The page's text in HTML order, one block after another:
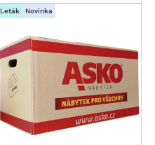
Leták Novinka